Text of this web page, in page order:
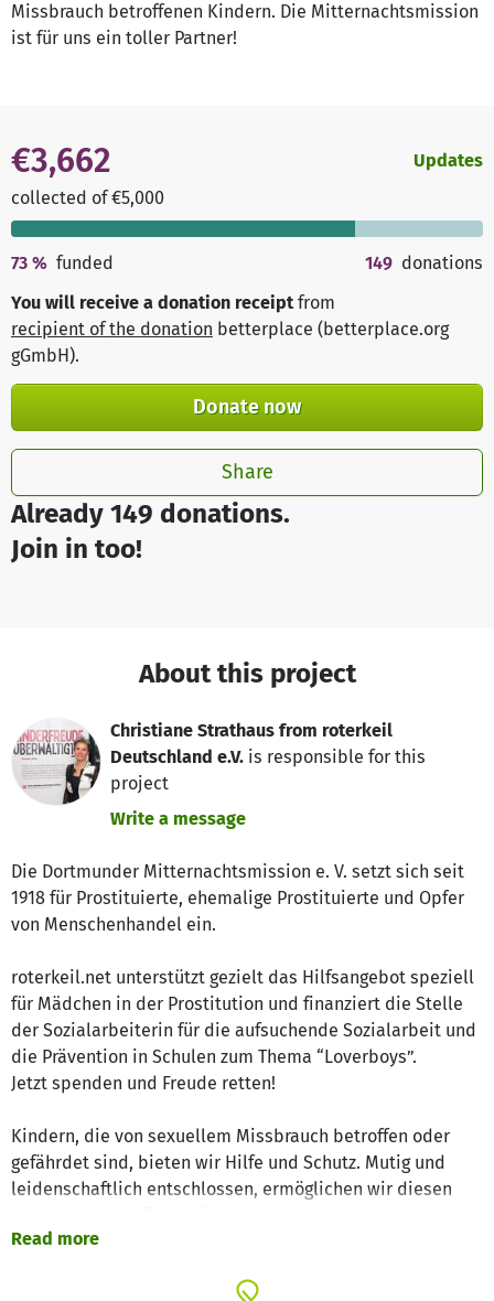
Missbrauch betroffenen Kindern. Die Mitternachtsmission
ist für uns ein toller Partner!
Already 149 donations.
Join in too!
€3,662
collected of €5,000
Updates
73 % funded 149 donations
You will receive a donation receipt from
recipient of the donation betterplace (betterplace.org
gGmbH).
Donate now
Share
About this project
Christiane Strathaus from roterkeil
Deutschland e.V. is responsible for this
project
Write a message
Die Dortmunder Mitternachtsmission e. V. setzt sich seit
1918 für Prostituierte, ehemalige Prostituierte und Opfer
von Menschenhandel ein.
roterkeil.net unterstützt gezielt das Hilfsangebot speziell
für Mädchen in der Prostitution und finanziert die Stelle
der Sozialarbeiterin für die aufsuchende Sozialarbeit und
die Prävention in Schulen zum Thema “Loverboys”.
Jetzt spenden und Freude retten!
Kindern, die von sexuellem Missbrauch betroffen oder
gefährdet sind, bieten wir Hilfe und Schutz. Mutig und
leidenschaftlich entschlossen, ermöglichen wir diesen
Die überwälti­gende Freude von Kindern darf nicht durch
Dafür setzen wir uns mit ganzem Herzen ein.
Read more